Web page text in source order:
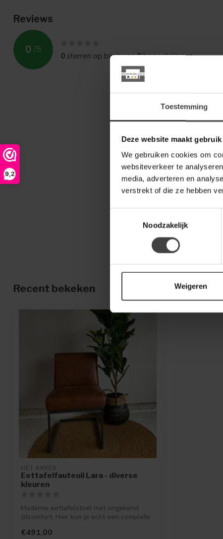
Toestemming
Deze website maakt
We gebruiken cookies om
websiteverkeer te
media, adverteren en
verstrekt of die ze hebben
Noodzakelijk
Weigeren
9,2
Reviews
0 /5
0sterren op basis van0beoordelingen
Recent bekeken
HET ANKER
Eettafelfauteuil Lara - diverse
kleuren
Moderne eettafelstoel met ongekend
zitcomfort. Hier kun je echt een complete
€491,00